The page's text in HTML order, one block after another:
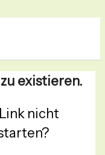
existieren.
nicht